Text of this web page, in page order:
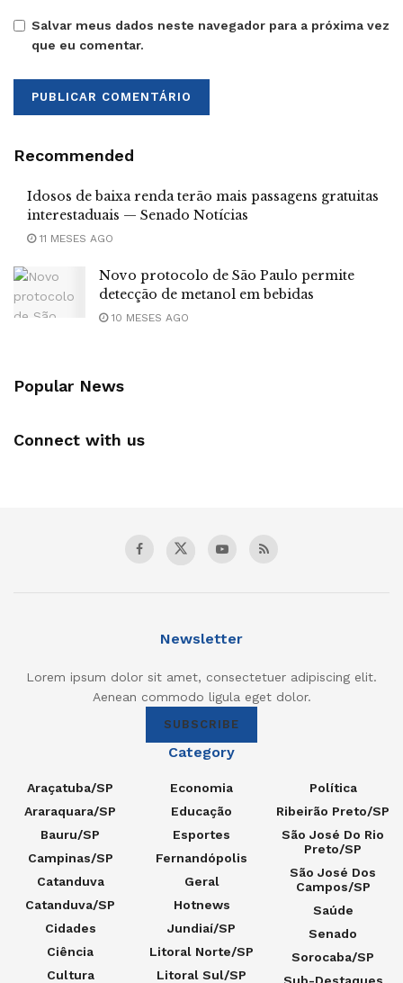
Salvar meus dados neste navegador para a próxima vez
que eu comentar.
Recommended
Idosos de baixa renda terão mais passagens gratuitas
interestaduais — Senado Notícias
11 MESES AGO
Novo protocolo de São Paulo permite
detecção de metanol em bebidas
10 MESES AGO
Popular News
Connect with us
Newsletter
Lorem ipsum dolor sit amet, consectetuer adipiscing elit.
Aenean commodo ligula eget dolor.
SUBSCRIBE
Category
Araçatuba/SP
Araraquara/SP
Bauru/SP
Campinas/SP
Catanduva
Catanduva/SP
Cidades
Ciência
Cultura
Economia
Educação
Esportes
Fernandópolis
Geral
Hotnews
Jundiaí/SP
Litoral Norte/SP
Litoral Sul/SP
Política
Ribeirão Preto/SP
São José Do Rio
Preto/SP
São José Dos
Campos/SP
Saúde
Senado
Sorocaba/SP